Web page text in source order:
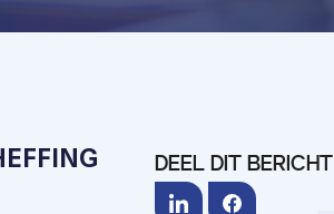
DEEL DIT BERICHT